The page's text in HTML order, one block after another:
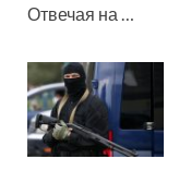
Отвечая на …